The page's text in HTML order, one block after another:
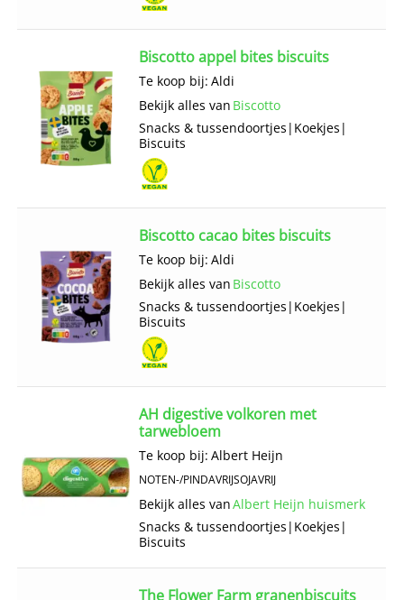
Biscotto appel bites biscuits
Te koop bij: Aldi
Bekijk alles van Biscotto
Snacks & tussendoortjes | Koekjes |
Biscuits
Biscotto cacao bites biscuits
Te koop bij: Aldi
Bekijk alles van Biscotto
Snacks & tussendoortjes | Koekjes |
Biscuits
AH digestive volkoren met
tarwebloem
Te koop bij: Albert Heijn
NOTEN-/PINDAVRIJSOJAVRIJ
Bekijk alles vanAlbert Heijn huismerk
Snacks & tussendoortjes | Koekjes |
Biscuits
The Flower Farm granenbiscuits